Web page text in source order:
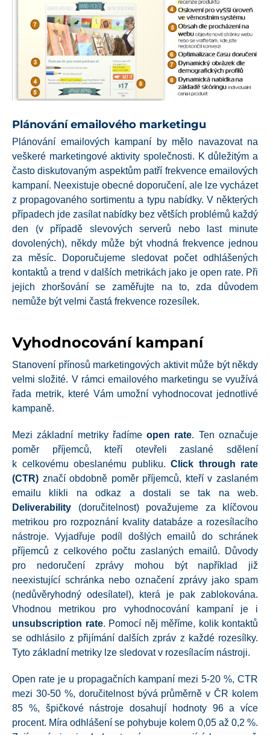
Plánování emailového marketingu
Plánování emailových kampaní by mělo navazovat na
veškeré marketingové aktivity společnosti. K důležitým a
často diskutovaným aspektům patří frekvence emailových
kampaní. Neexistuje obecné doporučení, ale lze vycházet
z propagovaného sortimentu a typu nabídky. V některých
případech jde zasílat nabídky bez větších problémů každý
den (v případě slevových serverů nebo last minute
dovolených), někdy může být vhodná frekvence jednou
za měsíc. Doporučujeme sledovat počet odhlášených
kontaktů a trend v dalších metrikách jako je open rate. Při
jejich zhoršování se zaměřujte na to, zda důvodem
nemůže být velmi častá frekvence rozesílek.
Vyhodnocování kampaní
Stanovení přínosů marketingových aktivit může být někdy
velmi složité. V rámci emailového marketingu se využívá
řada metrik, které Vám umožní vyhodnocovat jednotlivé
kampaně.
Mezi základní metriky řadímeopen rate. Ten označuje
poměr příjemců, kteří otevřeli zaslané sdělení
k celkovému obeslanému publiku. Click through rate
(CTR) značí obdobně poměr příjemců, kteří v zaslaném
emailu klikli na odkaz a dostali se tak na web.
Deliverability (doručitelnost) považujeme za klíčovou
metrikou pro rozpoznání kvality databáze a rozesílacího
nástroje. Vyjadřuje podíl došlých emailů do schránek
příjemců z celkového počtu zaslaných emailů. Důvody
pro nedoručení zprávy mohou být například již
neexistující schránka nebo označení zprávy jako spam
(nedůvěryhodný odesílatel), která je pak zablokována.
Vhodnou metrikou pro vyhodnocování kampaní je i
unsubscription rate. Pomocí něj měříme, kolik kontaktů
se odhlásilo z přijímání dalších zpráv z každé rozesílky.
Tyto základní metriky lze sledovat v rozesílacím nástroji.
Open rate je u propagačních kampaní mezi 5-20 %, CTR
mezi 30-50 %, doručitelnost bývá průměrně v ČR kolem
85 %, špičkové nástroje dosahují hodnoty 96 a více
procent. Míra odhlášení se pohybuje kolem 0,05 až 0,2 %.